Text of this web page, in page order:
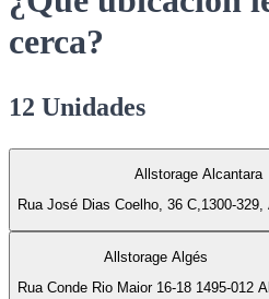
cerca?
12 Unidades
Allstorage Alcantara
Rua José Dias Coelho, 36 C,1300-
Allstorage Algés
Rua Conde Rio Maior 16-18 1495-012